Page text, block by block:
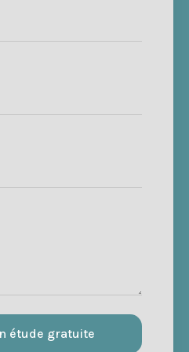
étude gratuite